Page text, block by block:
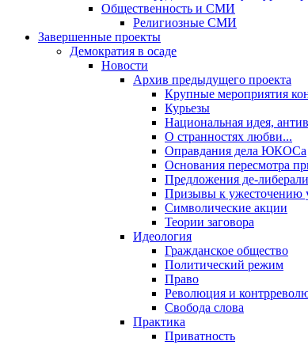
Общественность и СМИ
Религиозные СМИ
Завершенные проекты
Демократия в осаде
Новости
Архив предыдущего проекта
Крупные мероприятия
Курьезы
Национальная идея,
О странностях любви...
Оправдания дела ЮКОСа
Основания пересмотра
Предложения де-
Призывы к ужесточению
Символические акции
Теории заговора
Идеология
Гражданское общество
Политический режим
Право
Революция и
Свобода слова
Практика
Приватность